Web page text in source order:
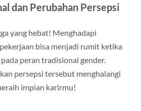
dan Perubahan Persepsi
yang hebat! Menghadapi
bisa menjadi rumit ketika
peran tradisional gender.
persepsi tersebut menghalangi
impian karirmu!